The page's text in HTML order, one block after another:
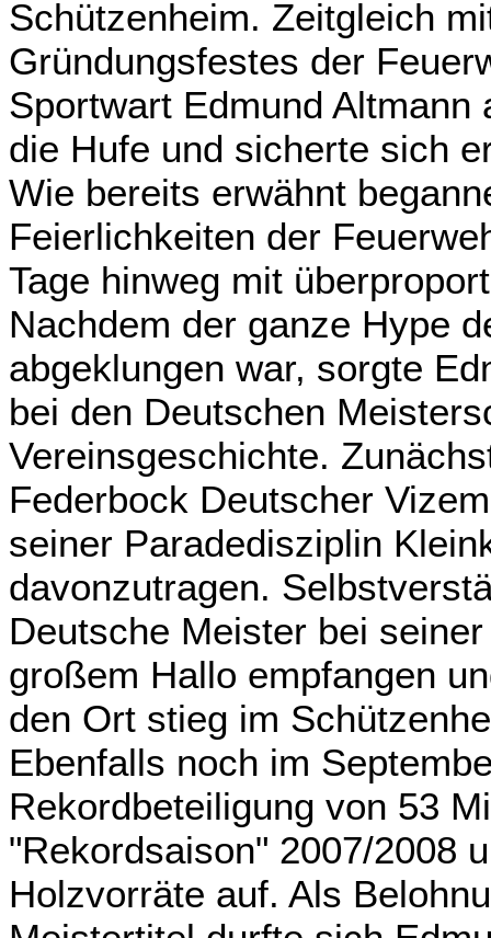
Schützenheim. Zeitgleich
Gründungsfestes der
Sportwart Edmund
die Hufe und sicherte sich
Wie bereits erwähnt
Feierlichkeiten der
Tage hinweg mit
Nachdem der ganze Hype
abgeklungen war, sorgte
bei den Deutschen
Vereinsgeschichte.
Federbock Deutscher
seiner Paradedisziplin
davonzutragen.
Deutsche Meister bei
großem Hallo empfangen
den Ort stieg im
Ebenfalls noch im
Rekordbeteiligung von 53
"Rekordsaison" 2007/2008
Holzvorräte auf. Als